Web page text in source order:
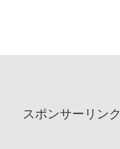
スポンサーリンク